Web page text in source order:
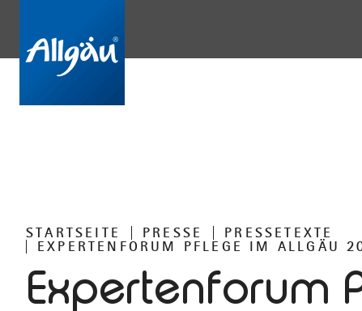
STARTSEITE PRESSE
PRESSETEXTE
EXPERTENFORUM PFLEGE IM ALLGÄU
Expertenforum